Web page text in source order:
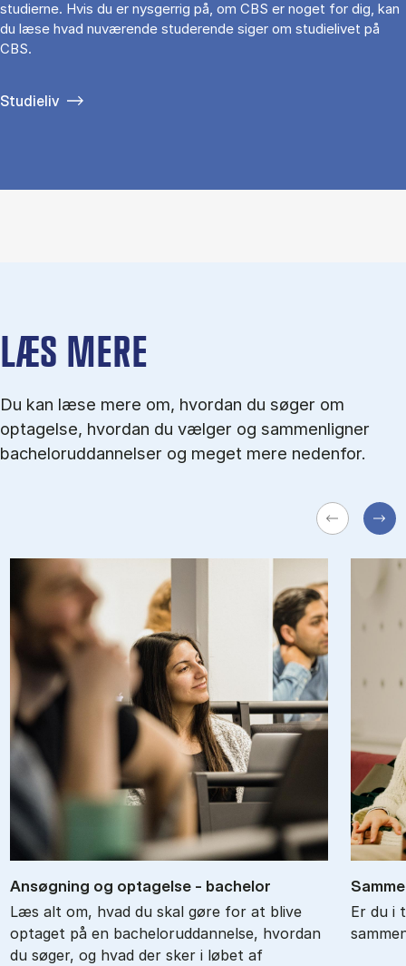
studierne. Hvis du er nysgerrig på, om CBS er noget for dig, kan
du læse hvad nuværende studerende siger om studielivet på
CBS.
Studieliv
LÆS MERE
Du kan læse mere om, hvordan du søger om
optagelse, hvordan du vælger og sammenligner
bacheloruddannelser og meget mere nedenfor.
An­søg­ning og op­ta­gel­se - ba­chel­or
Læs alt om, hvad du skal gøre for at blive
optaget på en bacheloruddannelse, hvordan
du søger, og hvad der sker i løbet af
Er du i